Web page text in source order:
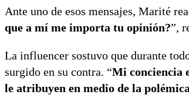
Ante uno de esos mensajes, Marité
que a mí me importa tu opinión?”,
La influencer sostuvo que durante
surgido en su contra. “Mi conciencia
le atribuyen en medio de la